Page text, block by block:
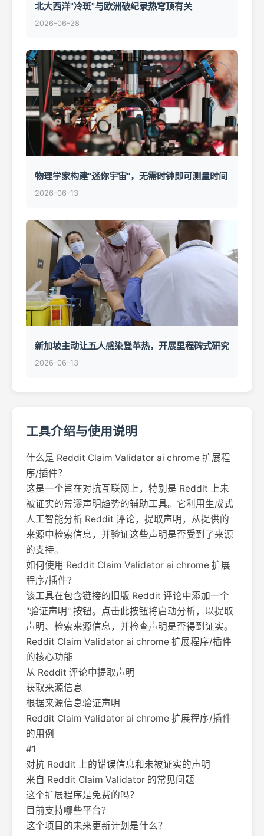
北大西洋"冷斑"与欧洲破纪录热穹顶有关
2026-06-28
物理学家构建"迷你宇宙"，无需时钟即可测量时间
2026-06-13
新加坡主动让五人感染登革热，开展里程碑式研究
2026-06-13
工具介绍与使用说明
什么是 Reddit Claim Validator ai chrome 扩展程
序/插件？
这是一个旨在对抗互联网上，特别是 Reddit 上未
被证实的荒谬声明趋势的辅助工具。它利用生成式
人工智能分析 Reddit 评论，提取声明，从提供的
来源中检索信息，并验证这些声明是否受到了来源
的支持。
如何使用 Reddit Claim Validator ai chrome 扩展
程序/插件？
该工具在包含链接的旧版 Reddit 评论中添加一个
"验证声明" 按钮。点击此按钮将启动分析，以提取
声明、检索来源信息，并检查声明是否得到证实。
Reddit Claim Validator ai chrome 扩展程序/插件
的核心功能
从 Reddit 评论中提取声明
获取来源信息
根据来源信息验证声明
Reddit Claim Validator ai chrome 扩展程序/插件
的用例
#1
对抗 Reddit 上的错误信息和未被证实的声明
来自 Reddit Claim Validator 的常见问题
这个扩展程序是免费的吗？
目前支持哪些平台？
这个项目的未来更新计划是什么？